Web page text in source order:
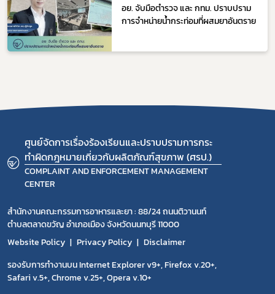
อย. จับมือตำรวจ และ กทม. ปราบปราม
การจำหน่ายน้ำกระท่อมที่ผสมยาอันตราย
ศูนย์จัดการเรื่องร้องเรียนและปราบปรามการกระ
ทำผิดกฎหมายเกี่ยวกับผลิตภัณฑ์สุขภาพ (ศรป.)
COMPLAINT AND ENFORCEMENT MANAGEMENT
CENTER
สำนักงานคณะกรรมการอาหารและยา : 88/24 ถนนติวานนท์
ตำบลตลาดขวัญ อำเภอเมือง จังหวัดนนทบุรี 11000
Website Policy
Privacy Policy
Disclaimer
รองรับการทำงานบน Internet Explorer v9+, Firefox v.20+,
Safari v.5+, Chrome v.25+, Opera v.10+